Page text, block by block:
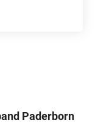
Paderborn